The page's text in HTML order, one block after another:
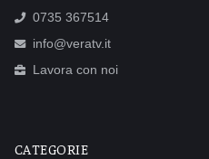
0735 367514
info@veratv.it
Lavora con noi
CATEGORIE